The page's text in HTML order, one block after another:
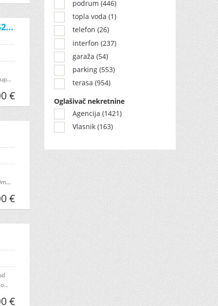
€
€
€
podrum (446)
topla voda (1)
telefon (26)
interfon (237)
garaža (54)
parking (553)
terasa (954)
Oglašivač nekretnine
Agencija (1421)
Vlasnik (163)